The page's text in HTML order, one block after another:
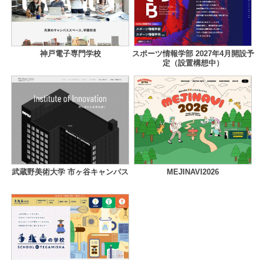
神戸電子専門学校
スポーツ情報学部 2027年4月開設予
定（設置構想中）
武蔵野美術大学 市ヶ谷キャンパス MEJINAVI2026